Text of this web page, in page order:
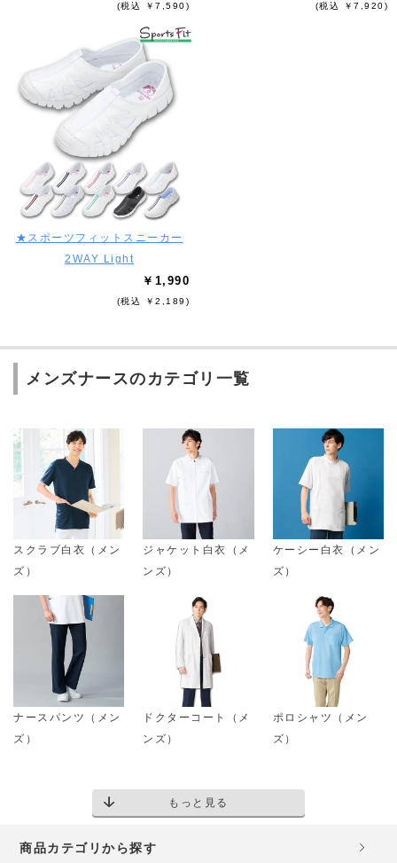
(税込 ￥7,590) (税込 ￥7,920)
★スポーツフィットスニーカー
2WAY Light
￥1,990
(税込 ￥2,189)
メンズナースのカテゴリ一覧
スクラブ白衣（メン
ズ）
ジャケット白衣（メ
ンズ）
ケーシー白衣（メン
ズ）
ナースパンツ（メン
ズ）
ドクターコート（メ
ンズ）
ポロシャツ（メン
ズ）
もっと見る
商品カテゴリから探す